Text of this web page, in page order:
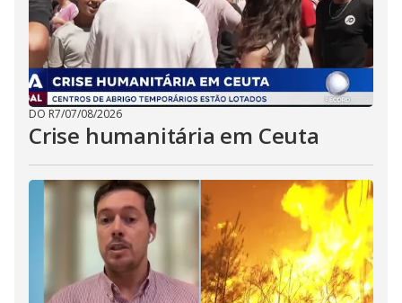
DO R7/07/08/2026
Crise humanitária em Ceuta